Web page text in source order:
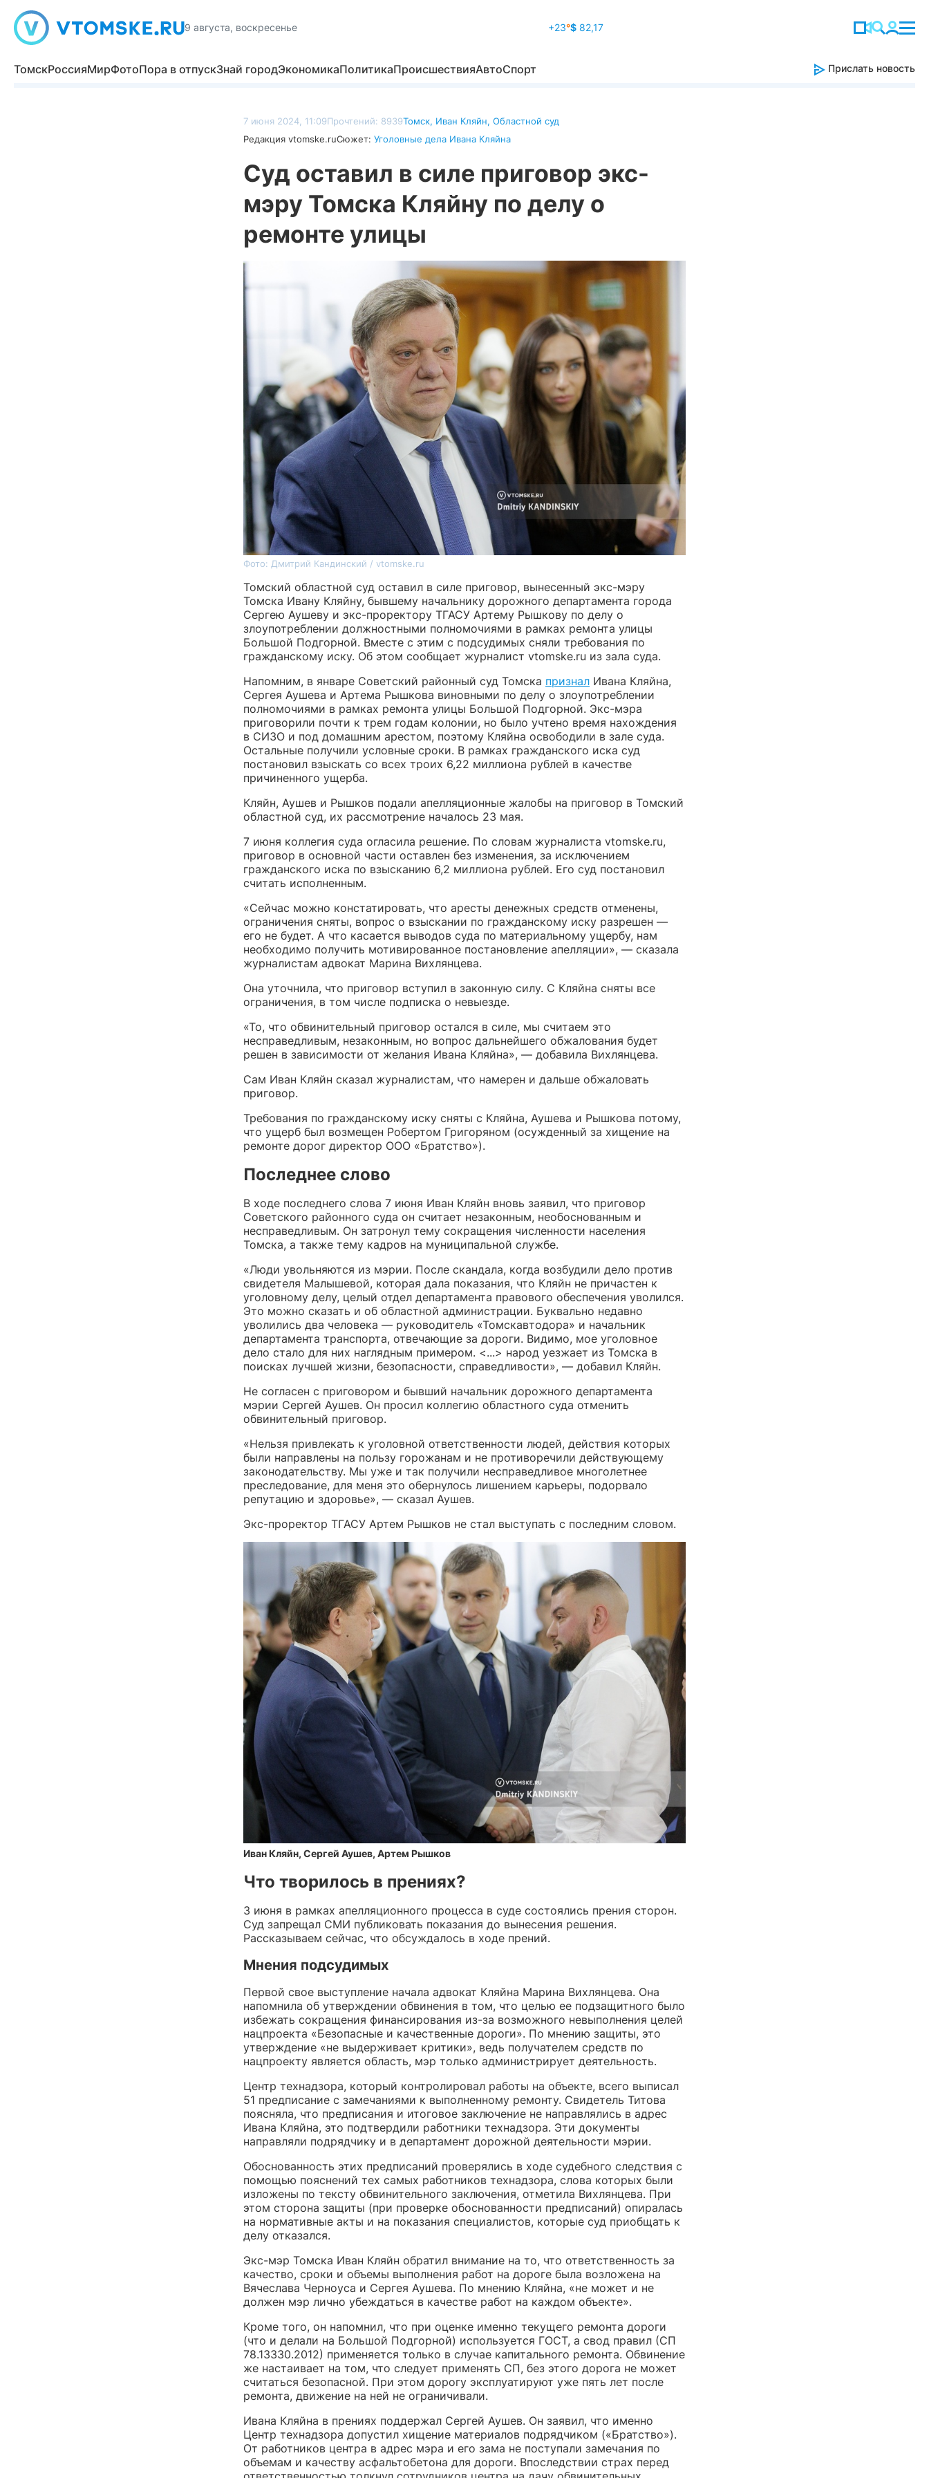
9 августа, воскресенье +23°$82,17
ТомскРоссияМирФотоПора в отпускЗнай городЭкономикаПолитикаПроисшествияАвтоСпорт Прислать новость
7 июня 2024, 11:09Прочтений: 8939Томск, Иван Кляйн, Областной суд
Редакция vtomske.ruСюжет: Уголовные дела Ивана Кляйна
Суд оставил в силе приговор экс-
мэру Томска Кляйну по делу о
ремонте улицы
Фото: Дмитрий Кандинский / vtomske.ru
Томский областной суд оставил в силе приговор, вынесенный экс-мэру
Томска Ивану Кляйну, бывшему начальнику дорожного департамента города
Сергею Аушеву и экс-проректору ТГАСУ Артему Рышкову по делу о
злоупотреблении должностными полномочиями в рамках ремонта улицы
Большой Подгорной. Вместе с этим с подсудимых сняли требования по
гражданскому иску. Об этом сообщает журналист vtomske.ru из зала суда.
Напомним, в январе Советский районный суд Томска признал Ивана Кляйна,
Сергея Аушева и Артема Рышкова виновными по делу о злоупотреблении
полномочиями в рамках ремонта улицы Большой Подгорной. Экс-мэра
приговорили почти к трем годам колонии, но было учтено время нахождения
в СИЗО и под домашним арестом, поэтому Кляйна освободили в зале суда.
Остальные получили условные сроки. В рамках гражданского иска суд
постановил взыскать со всех троих 6,22 миллиона рублей в качестве
причиненного ущерба.
Кляйн, Аушев и Рышков подали апелляционные жалобы на приговор в Томский
областной суд, их рассмотрение началось 23 мая.
7 июня коллегия суда огласила решение. По словам журналиста vtomske.ru,
приговор в основной части оставлен без изменения, за исключением
гражданского иска по взысканию 6,2 миллиона рублей. Его суд постановил
считать исполненным.
«Сейчас можно констатировать, что аресты денежных средств отменены,
ограничения сняты, вопрос о взыскании по гражданскому иску разрешен —
его не будет. А что касается выводов суда по материальному ущербу, нам
необходимо получить мотивированное постановление апелляции», — сказала
журналистам адвокат Марина Вихлянцева.
Она уточнила, что приговор вступил в законную силу. С Кляйна сняты все
ограничения, в том числе подписка о невыезде.
«То, что обвинительный приговор остался в силе, мы считаем это
несправедливым, незаконным, но вопрос дальнейшего обжалования будет
решен в зависимости от желания Ивана Кляйна», — добавила Вихлянцева.
Сам Иван Кляйн сказал журналистам, что намерен и дальше обжаловать
приговор.
Требования по гражданскому иску сняты с Кляйна, Аушева и Рышкова потому,
что ущерб был возмещен Робертом Григоряном (осужденный за хищение на
ремонте дорог директор ООО «Братство»).
Последнее слово
В ходе последнего слова 7 июня Иван Кляйн вновь заявил, что приговор
Советского районного суда он считает незаконным, необоснованным и
несправедливым. Он затронул тему сокращения численности населения
Томска, а также тему кадров на муниципальной службе.
«Люди увольняются из мэрии. После скандала, когда возбудили дело против
свидетеля Малышевой, которая дала показания, что Кляйн не причастен к
уголовному делу, целый отдел департамента правового обеспечения уволился.
Это можно сказать и об областной администрации. Буквально недавно
уволились два человека — руководитель «Томскавтодора» и начальник
департамента транспорта, отвечающие за дороги. Видимо, мое уголовное
дело стало для них наглядным примером. <...> народ уезжает из Томска в
поисках лучшей жизни, безопасности, справедливости», — добавил Кляйн.
Не согласен с приговором и бывший начальник дорожного департамента
мэрии Сергей Аушев. Он просил коллегию областного суда отменить
обвинительный приговор.
«Нельзя привлекать к уголовной ответственности людей, действия которых
были направлены на пользу горожанам и не противоречили действующему
законодательству. Мы уже и так получили несправедливое многолетнее
преследование, для меня это обернулось лишением карьеры, подорвало
репутацию и здоровье», — сказал Аушев.
Экс-проректор ТГАСУ Артем Рышков не стал выступать с последним словом.
Иван Кляйн, Сергей Аушев, Артем Рышков
Что творилось в прениях?
3 июня в рамках апелляционного процесса в суде состоялись прения сторон.
Суд запрещал СМИ публиковать показания до вынесения решения.
Рассказываем сейчас, что обсуждалось в ходе прений.
Мнения подсудимых
Первой свое выступление начала адвокат Кляйна Марина Вихлянцева. Она
напомнила об утверждении обвинения в том, что целью ее подзащитного было
избежать сокращения финансирования из-за возможного невыполнения целей
нацпроекта «Безопасные и качественные дороги». По мнению защиты, это
утверждение «не выдерживает критики», ведь получателем средств по
нацпроекту является область, мэр только администрирует деятельность.
Центр технадзора, который контролировал работы на объекте, всего выписал
51 предписание с замечаниями к выполненному ремонту. Свидетель Титова
поясняла, что предписания и итоговое заключение не направлялись в адрес
Ивана Кляйна, это подтвердили работники технадзора. Эти документы
направляли подрядчику и в департамент дорожной деятельности мэрии.
Обоснованность этих предписаний проверялись в ходе судебного следствия с
помощью пояснений тех самых работников технадзора, слова которых были
изложены по тексту обвинительного заключения, отметила Вихлянцева. При
этом сторона защиты (при проверке обоснованности предписаний) опиралась
на нормативные акты и на показания специалистов, которые суд приобщать к
делу отказался.
Экс-мэр Томска Иван Кляйн обратил внимание на то, что ответственность за
качество, сроки и объемы выполнения работ на дороге была возложена на
Вячеслава Черноуса и Сергея Аушева. По мнению Кляйна, «не может и не
должен мэр лично убеждаться в качестве работ на каждом объекте».
Кроме того, он напомнил, что при оценке именно текущего ремонта дороги
(что и делали на Большой Подгорной) используется ГОСТ, а свод правил (СП
78.13330.2012) применяется только в случае капитального ремонта. Обвинение
же настаивает на том, что следует применять СП, без этого дорога не может
считаться безопасной. При этом дорогу эксплуатируют уже пять лет после
ремонта, движение на ней не ограничивали.
Ивана Кляйна в прениях поддержал Сергей Аушев. Он заявил, что именно
Центр технадзора допустил хищение материалов подрядчиком («Братство»).
От работников центра в адрес мэра и его зама не поступали замечания по
объемам и качеству асфальтобетона для дороги. Впоследствии страх перед